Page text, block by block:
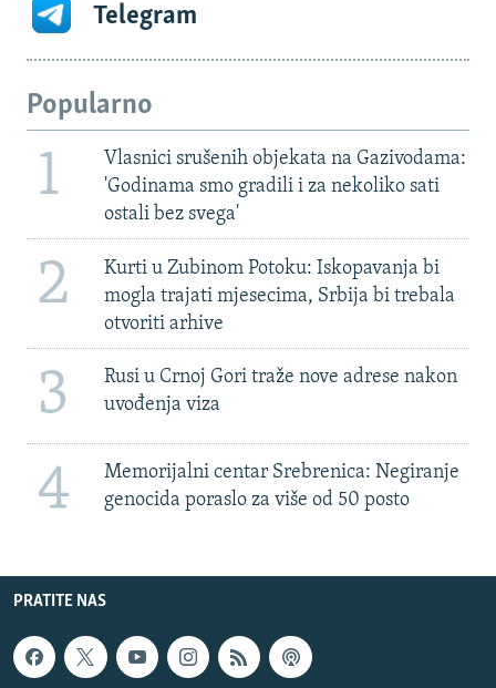
Telegram
Popularno
1
Vlasnici srušenih objekata na Gazivodama:
'Godinama smo gradili i za nekoliko sati
ostali bez svega'
2
Kurti u Zubinom Potoku: Iskopavanja bi
mogla trajati mjesecima, Srbija bi trebala
otvoriti arhive
3
Rusi u Crnoj Gori traže nove adrese nakon
uvođenja viza
4
Memorijalni centar Srebrenica: Negiranje
genocida poraslo za više od 50 posto
PRATITE NAS